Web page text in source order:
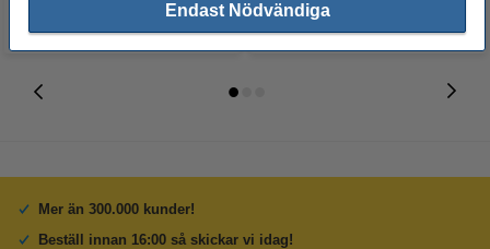
Endast Nödvändiga
Mer än 300.000 kunder!
Beställ innan 16:00 så skickar vi idag!